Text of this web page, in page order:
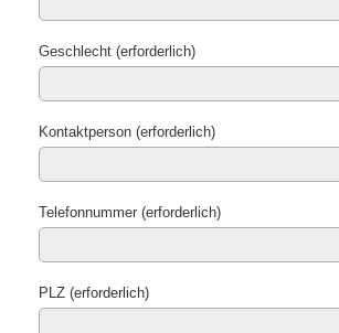
Geschlecht (erforderlich)
Kontaktperson (erforderlich)
Telefonnummer (erforderlich)
PLZ (erforderlich)